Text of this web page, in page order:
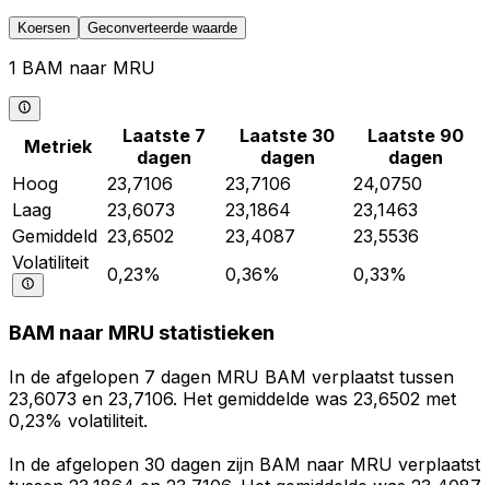
Koersen Geconverteerde waarde
1 BAM naar MRU
Metriek
Laatste 7
dagen
Laatste 30
dagen
Laatste 90
dagen
Hoog
23,7106 23,7106
24,0750
Laag
23,6073 23,1864
23,1463
Gemiddeld 23,6502 23,4087
23,5536
Volatiliteit
0,23% 0,36% 0,33%
BAM naar MRU statistieken
In de afgelopen 7 dagen MRU BAM verplaatst tussen
23,6073 en 23,7106. Het gemiddelde was 23,6502 met
0,23% volatiliteit.
In de afgelopen 30 dagen zijn BAM naar MRU verplaatst